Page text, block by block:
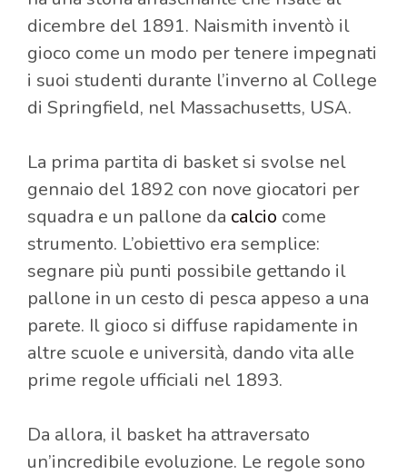
dicembre del 1891. Naismith inventò il
gioco come un modo per tenere impegnati
i suoi studenti durante l’inverno al College
di Springfield, nel Massachusetts, USA.
La prima partita di basket si svolse nel
gennaio del 1892 con nove giocatori per
squadra e un pallone da calcio come
strumento. L’obiettivo era semplice:
segnare più punti possibile gettando il
pallone in un cesto di pesca appeso a una
parete. Il gioco si diffuse rapidamente in
altre scuole e università, dando vita alle
prime regole ufficiali nel 1893.
Da allora, il basket ha attraversato
un’incredibile evoluzione. Le regole sono